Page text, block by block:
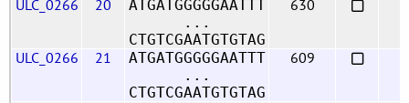
ULC_0266 20
ATGATGGGGGAATTT
...
CTGTCGAATGTGTAG
630
ULC_0266 21
ATGATGGGGGAATTT
...
CTGTCGAATGTGTAG
609